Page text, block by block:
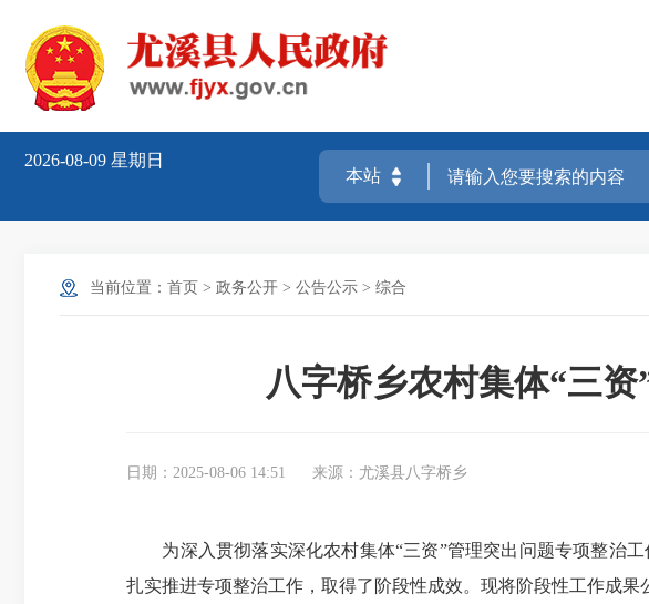
2026-08-09 星期日
当前位置： 首页 > 政务公开 > 公告公示 > 综合
八字桥乡农村集体“三
日期：2025-08-06 14:51 来源：尤溪县八字桥乡
为深入贯彻落实深化农村集体“三资”管理突出问题专项整治工
扎实推进专项整治工作，取得了阶段性成效。现将阶段性工作成果